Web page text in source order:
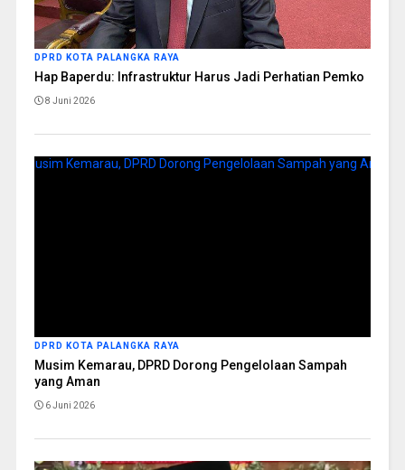
DPRD KOTA PALANGKA RAYA
Hap Baperdu: Infrastruktur Harus Jadi Perhatian Pemko
8 Juni 2026
DPRD KOTA PALANGKA RAYA
Musim Kemarau, DPRD Dorong Pengelolaan Sampah
yang Aman
6 Juni 2026